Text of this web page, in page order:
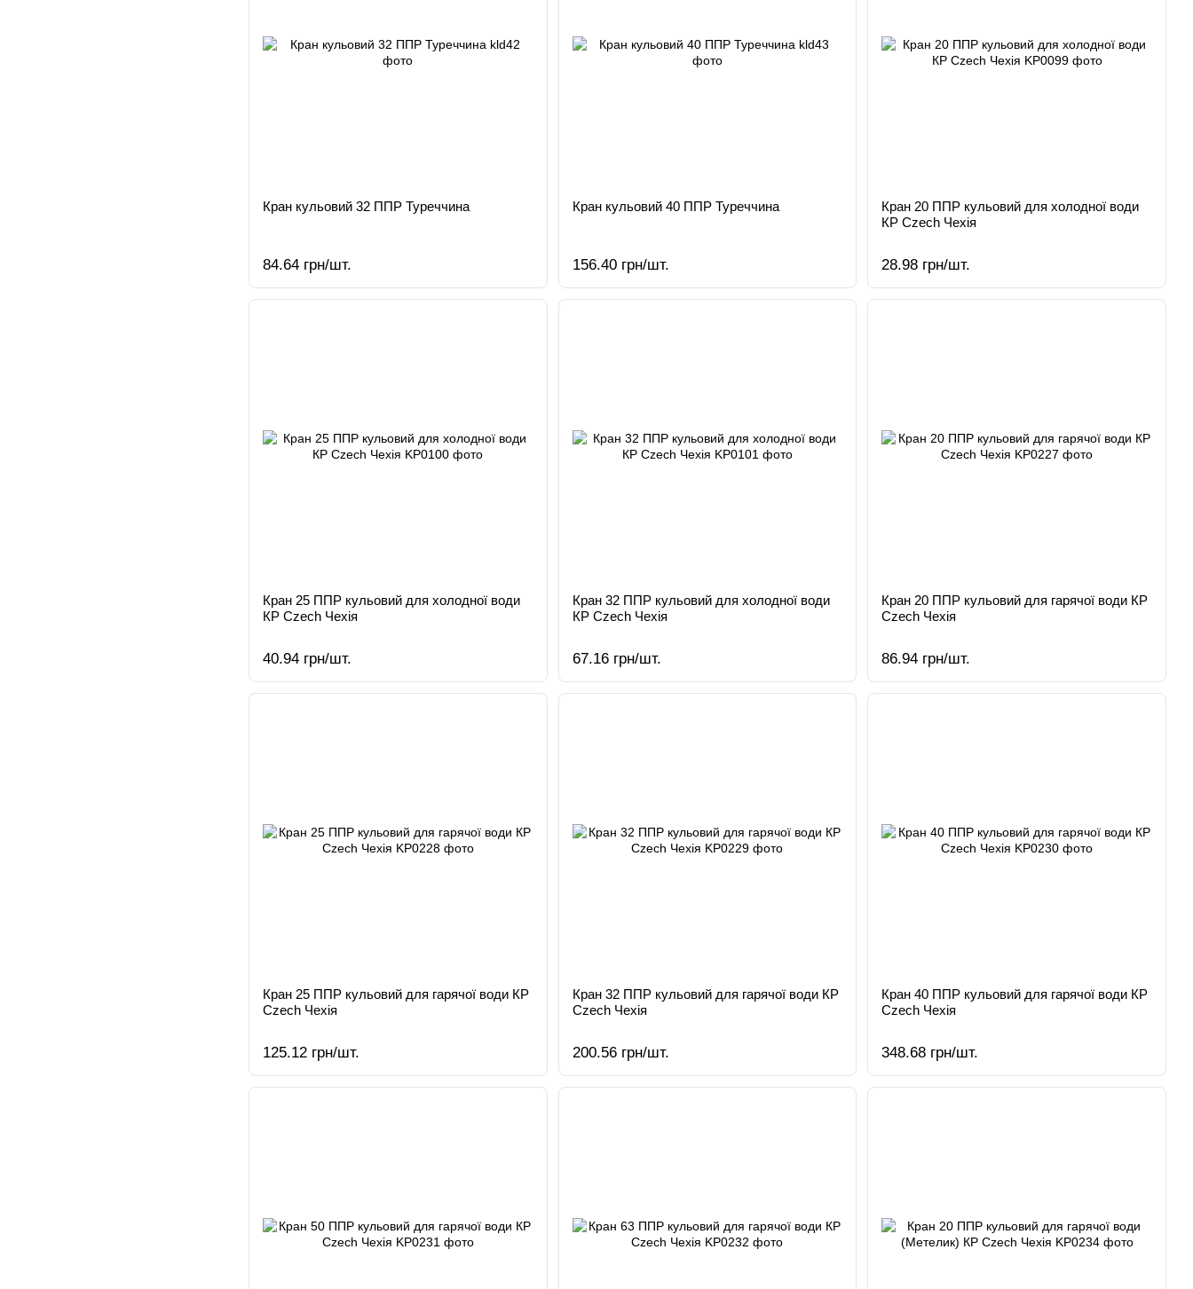
Кран кульовий 32 ППР Туреччина
84.64 грн/шт.
Кран кульовий 40 ППР Туреччина
156.40 грн/шт.
Кран 20 ППР кульовий для холодної води
КР Czech Чехія
28.98 грн/шт.
Кран 25 ППР кульовий для холодної води
КР Czech Чехія
40.94 грн/шт.
Кран 32 ППР кульовий для холодної води
КР Czech Чехія
67.16 грн/шт.
Кран 20 ППР кульовий для гарячої води КР
Czech Чехія
86.94 грн/шт.
Кран 25 ППР кульовий для гарячої води КР
Czech Чехія
125.12 грн/шт.
Кран 32 ППР кульовий для гарячої води КР
Czech Чехія
200.56 грн/шт.
Кран 40 ППР кульовий для гарячої води КР
Czech Чехія
348.68 грн/шт.